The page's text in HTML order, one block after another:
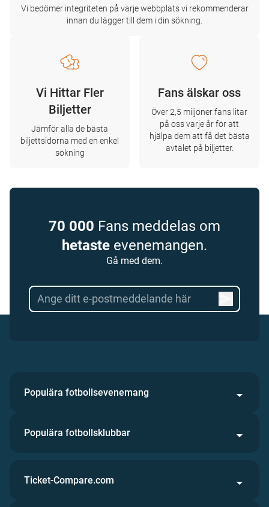
Vi bedömer integriteten på varje webbplats vi rekommenderar
innan du lägger till dem i din sökning.
Vi Hittar Fler
Biljetter
Jämför alla de bästa
biljettsidorna med en enkel
sökning
Fans älskar oss
Över 2,5 miljoner fans litar
på oss varje år för att
hjälpa dem att få det bästa
avtalet på biljetter.
70 000 Fans meddelas om
hetaste evenemangen.
Gå med dem.
Populära fotbollsevenemang
Populära fotbollsklubbar
Ticket-Compare.com